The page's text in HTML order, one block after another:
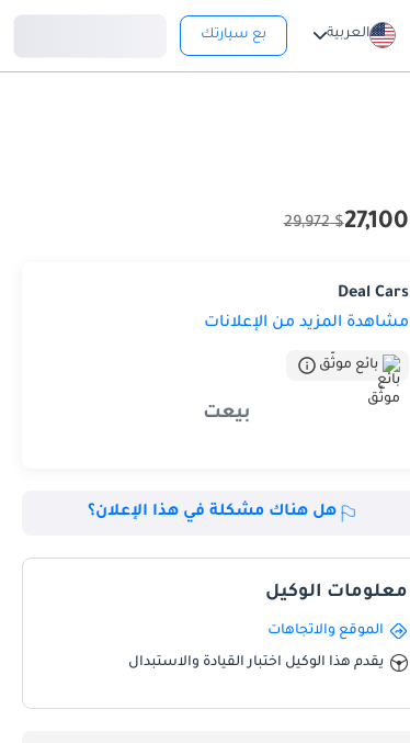
العربية بع سيارتك
$ 29,972
Deal Cars
مشاهدة المزيد من الإعلانات
بائع موثّق
بيعت
هل هناك مشكلة في هذا الإعلان؟
معلومات الوكيل
الموقع والاتجاهات
يقدم هذا الوكيل اختبار القيادة والاستبدال